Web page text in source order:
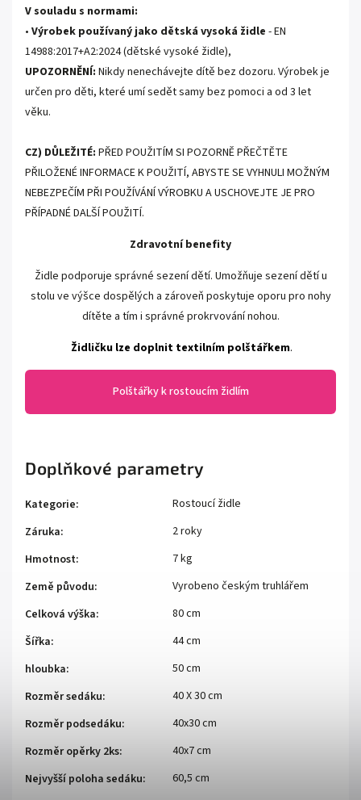
V souladu s normami:
• Výrobek používaný jako dětská vysoká židle - EN
14988:2017+A2:2024 (dětské vysoké židle),
UPOZORNĚNÍ: Nikdy nenechávejte dítě bez dozoru. Výrobek je
určen pro děti, které umí sedět samy bez pomoci a od 3 let
věku.
CZ) DŮLEŽITÉ: PŘED POUŽITÍM SI POZORNĚ PŘEČTĚTE
PŘILOŽENÉ INFORMACE K POUŽITÍ, ABYSTE SE VYHNULI MOŽNÝM
NEBEZPEČÍM PŘI POUŽÍVÁNÍ VÝROBKU A USCHOVEJTE JE PRO
PŘÍPADNÉ DALŠÍ POUŽITÍ.
Zdravotní benefity
Židle podporuje správné sezení dětí. Umožňuje sezení dětí u
stolu ve výšce dospělých a zároveň poskytuje oporu pro nohy
dítěte a tím i správné prokrvování nohou.
Židličku lze doplnit textilním polštářkem.
Polštářky k rostoucím židlím
Doplňkové parametry
Kategorie:
Rostoucí židle
Záruka:
2 roky
Hmotnost:
7 kg
Země původu:
Vyrobeno českým truhlářem
Celková výška:
80 cm
Šířka:
44 cm
hloubka:
50 cm
Rozměr sedáku:
40 X 30 cm
Rozměr podsedáku:
40x30 cm
Rozměr opěrky 2ks:
40x7 cm
Nejvyšší poloha sedáku:
60,5 cm